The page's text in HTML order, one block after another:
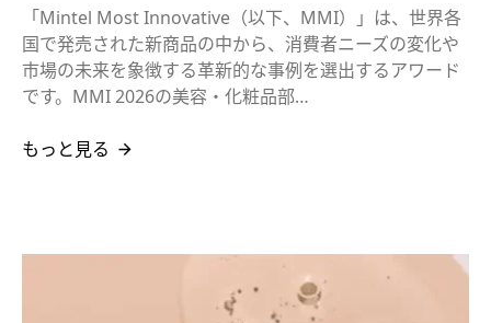
「Mintel Most Innovative（以下、MMI）」は、世界各
国で発売された新商品の中から、消費者ニーズの変化や
市場の未来を象徴する革新的な事例を選出するアワード
です。MMI 2026の美容・化粧品部…
もっと見る